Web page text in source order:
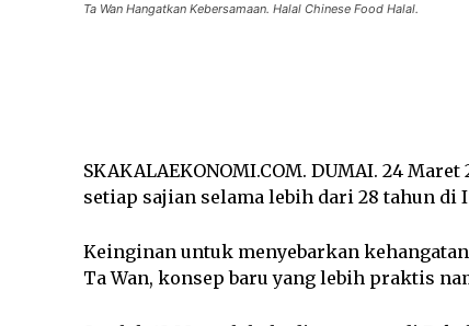
Ta Wan Hangatkan Kebersamaan. Halal Chinese Food Halal.
SKAKALAEKONOMI.COM. DUMAI. 24
setiap sajian selama lebih dari 28 tahun di
Keinginan untuk menyebarkan
Ta Wan, konsep baru yang lebih praktis